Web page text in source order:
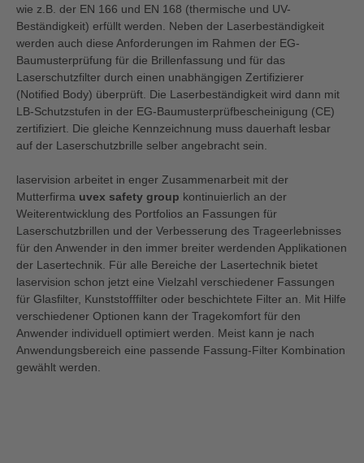
wie z.B. der EN 166 und EN 168 (thermische und UV-
Beständigkeit) erfüllt werden. Neben der Laserbeständigkeit
werden auch diese Anforderungen im Rahmen der EG-
Baumusterprüfung für die Brillenfassung und für das
Laserschutzfilter durch einen unabhängigen Zertifizierer
(Notified Body) überprüft. Die Laserbeständigkeit wird dann mit
LB-Schutzstufen in der EG-Baumusterprüfbescheinigung (CE)
zertifiziert. Die gleiche Kennzeichnung muss dauerhaft lesbar
auf der Laserschutzbrille selber angebracht sein.
laservision arbeitet in enger Zusammenarbeit mit der
Mutterfirma uvex safety group kontinuierlich an der
Weiterentwicklung des Portfolios an Fassungen für
Laserschutzbrillen und der Verbesserung des Trageerlebnisses
für den Anwender in den immer breiter werdenden Applikationen
der Lasertechnik. Für alle Bereiche der Lasertechnik bietet
laservision schon jetzt eine Vielzahl verschiedener Fassungen
für Glasfilter, Kunststofffilter oder beschichtete Filter an. Mit Hilfe
verschiedener Optionen kann der Tragekomfort für den
Anwender individuell optimiert werden. Meist kann je nach
Anwendungsbereich eine passende Fassung-Filter Kombination
gewählt werden.